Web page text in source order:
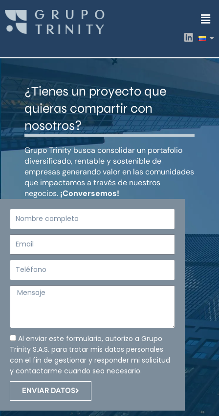
contenido
L
i
k
i
¿Tienes un proyecto que
quieras compartir con
nosotros?
Grupo Trinity busca consolidar un portafolio
diversificado, rentable y sostenible de
empresas generando valor en las comunidades
que impactamos a través de nuestros
negocios. ¡Conversemos!
Mensaje
Al enviar este formulario, autorizo a Grupo
Trinity S.A.S. para tratar mis datos personales
con el fin de gestionar y responder mi solicitud
y contactarme cuando sea necesario.
ENVIAR DATOS